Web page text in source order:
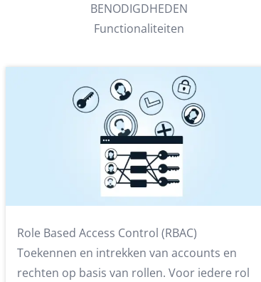
BENODIGDHEDEN
Functionaliteiten
Role Based Access Control (RBAC)
Toekennen en intrekken van accounts en
rechten op basis van rollen. Voor iedere rol